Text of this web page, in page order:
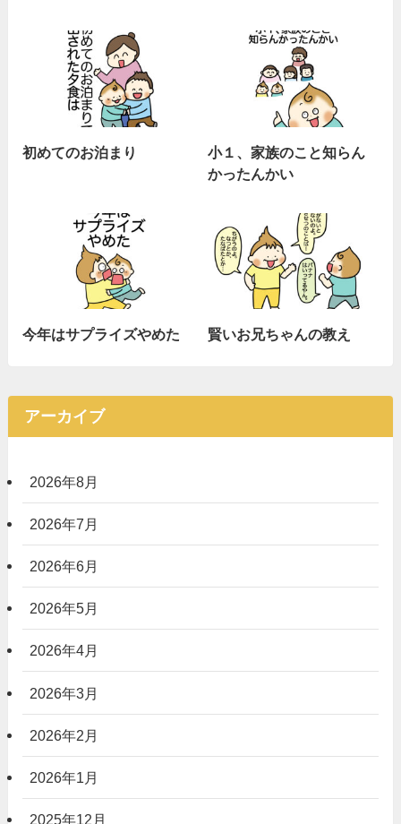
初めてのお泊まり
小１、家族のこと知らん
かったんかい
今年はサプライズやめた 賢いお兄ちゃんの教え
アーカイブ
2026年8月
2026年7月
2026年6月
2026年5月
2026年4月
2026年3月
2026年2月
2026年1月
2025年12月